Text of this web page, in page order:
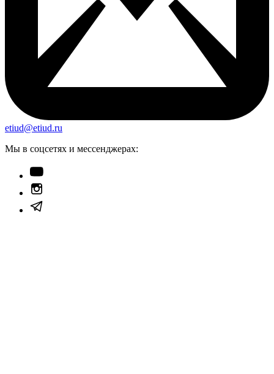
etiud@etiud.ru
Мы в соцсетях и мессенджерах: